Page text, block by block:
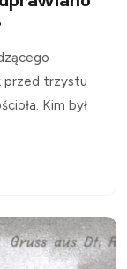
przed trzystu
Kim był